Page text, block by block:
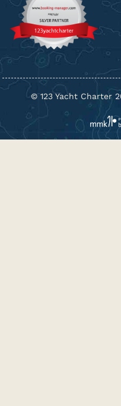
© 123 Yacht Charter